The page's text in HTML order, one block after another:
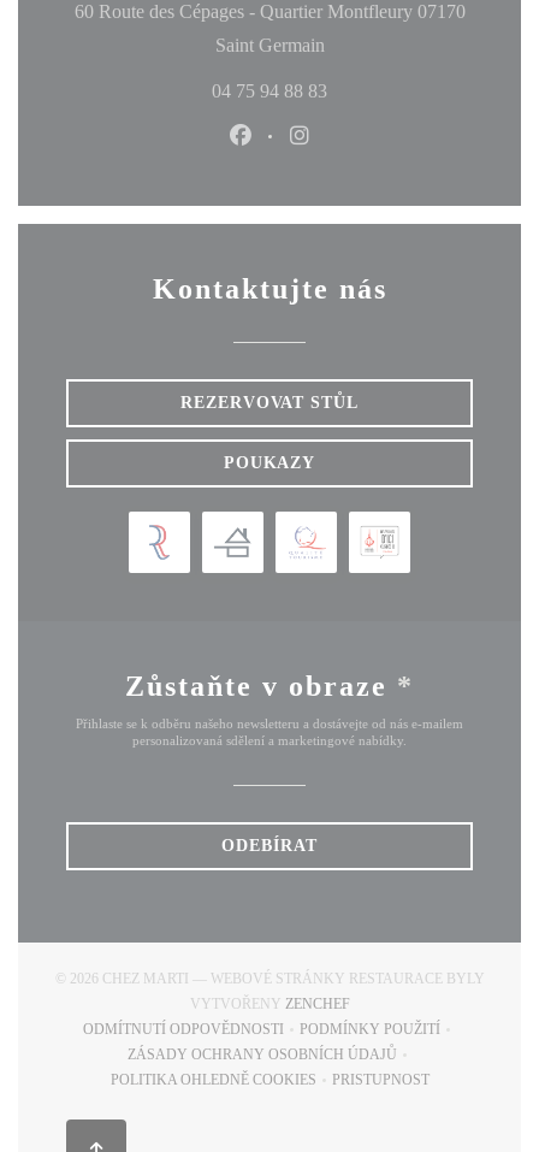
60 Route des Cépages - Quartier Montfleury 07170
Saint Germain((otevře se v novém okně))
04 75 94 88 83
Facebook ((otevře se v novém
Kontaktujte nás
REZERVOVAT STŮL
POUKAZY
Zůstaňte v obraze *
Přihlaste se k odběru našeho newsletteru a dostávejte od nás e-mailem
personalizovaná sdělení a marketingové nabídky.
ODEBÍRAT
© 2026 CHEZ MARTI — WEBOVÉ STRÁNKY RESTAURACE BYLY
VYTVOŘENY ZENCHEF((OTEVŘE SE V NOVÉM
ODMÍTNUTÍ ODPOVĚDNOSTI
((OTEVŘE SE V NOVÉM OKNĚ))
PODMÍNKY POUŽITÍ
((OTEVŘE SE V
ZÁSADY OCHRANY OSOBNÍCH ÚDAJŮ
POLITIKA OHLEDNĚ COOKIES
PRISTUPNOST